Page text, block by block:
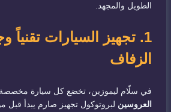
الطويل والمجهد.
1. تجهيز السيارات تقنياً
الزفاف
في سلّام ليموزين، تخضع كل سيارة
العروسين